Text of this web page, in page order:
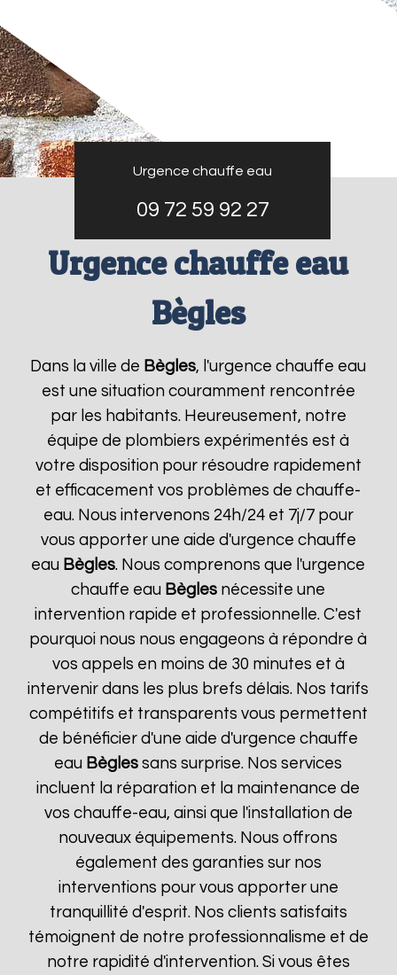
Urgence chauffe eau
09 72 59 92 27
Urgence chauffe eau
Bègles
Dans la ville de Bègles, l'urgence chauffe eau
est une situation couramment rencontrée
par les habitants. Heureusement, notre
équipe de plombiers expérimentés est à
votre disposition pour résoudre rapidement
et efficacement vos problèmes de chauffe-
eau. Nous intervenons 24h/24 et 7j/7 pour
vous apporter une aide d'urgence chauffe
eau Bègles. Nous comprenons que l'urgence
chauffe eau Bègles nécessite une
intervention rapide et professionnelle. C'est
pourquoi nous nous engageons à répondre à
vos appels en moins de 30 minutes et à
intervenir dans les plus brefs délais. Nos tarifs
compétitifs et transparents vous permettent
de bénéficier d'une aide d'urgence chauffe
eau Bègles sans surprise. Nos services
incluent la réparation et la maintenance de
vos chauffe-eau, ainsi que l'installation de
nouveaux équipements. Nous offrons
également des garanties sur nos
interventions pour vous apporter une
tranquillité d'esprit. Nos clients satisfaits
témoignent de notre professionnalisme et de
notre rapidité d'intervention. Si vous êtes